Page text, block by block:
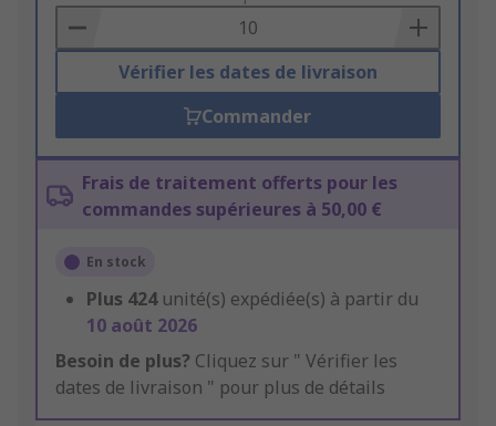
Basket
Vérifier les dates de livraison
Commander
Frais de traitement offerts pour les
commandes supérieures à 50,00 €
En stock
Plus 424 unité(s) expédiée(s) à partir du
10 août 2026
Besoin de plus? Cliquez sur " Vérifier les
dates de livraison " pour plus de détails